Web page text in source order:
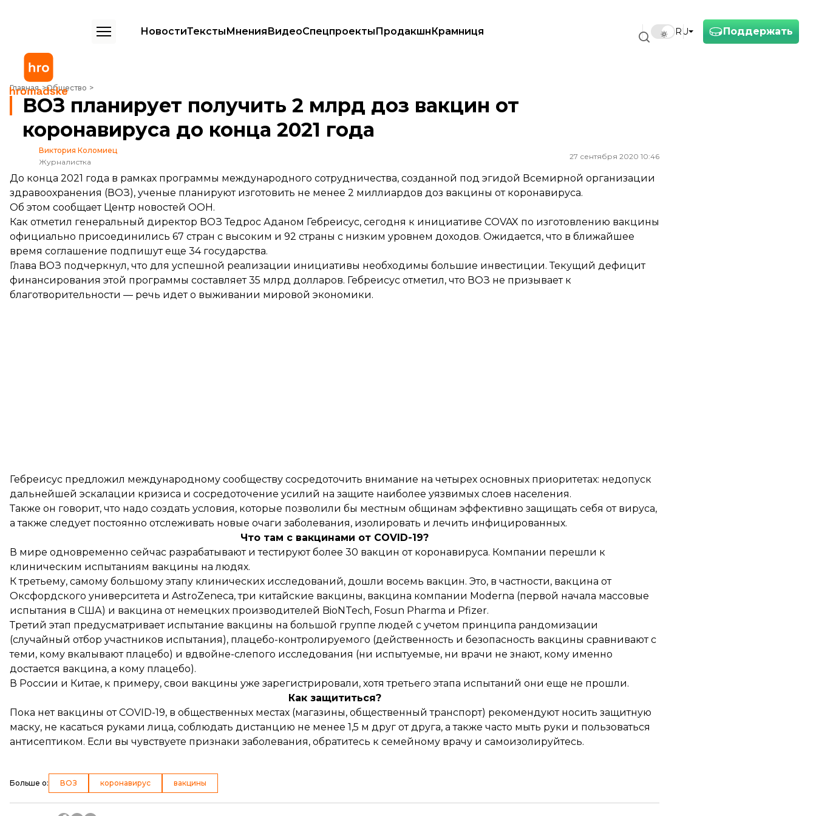
Поддержать
RU
НовостиТекстыМненияВидеоСпецпроектыПродакшнКрамниця
Главная Общество
ВОЗ планирует получить 2 млрд доз вакцин от коронавируса до конца 2021 года
ВОЗ планирует получить 2 млрд доз вакцин от
коронавируса до конца 2021 года
Виктория Коломиец
Журналистка
27 сентября 2020 10:46
До конца 2021 года в рамках программы международного сотрудничества, созданной под эгидой Всемирной организации
здравоохранения (ВОЗ), ученые планируют изготовить не менее 2 миллиардов доз вакцины от коронавируса.
Об этом сообщаетЦентр новостей ООН.
Как отметил генеральный директор ВОЗ Тедрос Аданом Гебреисус, сегодня к инициативе COVAX по изготовлению вакцины
официально присоединились 67 стран с высоким и 92 страны с низким уровнем доходов. Ожидается, что в ближайшее
время соглашение подпишут еще 34 государства.
Глава ВОЗ подчеркнул, что для успешной реализации инициативы необходимы большие инвестиции. Текущий дефицит
финансирования этой программы составляет 35 млрд долларов. Гебреисус отметил, что ВОЗ не призывает к
благотворительности — речь идет о выживании мировой экономики.
Гебреисус предложил международному сообществу сосредоточить внимание на четырех основных приоритетах: недопуск
дальнейшей эскалации кризиса и сосредоточение усилий на защите наиболее уязвимых слоев населения.
Также он говорит, что надо создать условия, которые позволили бы местным общинам эффективно защищать себя от вируса,
а также следует постоянно отслеживать новые очаги заболевания, изолировать и лечить инфицированных.
Что там с вакцинами от COVID-19?
В мире одновременно сейчас разрабатывают итестируютболее 30 вакцин от коронавируса. Компании перешли к
клиническим испытаниям вакцины на людях.
К третьему, самому большому этапу клинических исследований, дошли восемь вакцин. Это, в частности, вакцина от
Оксфордского университета и AstroZeneca, три китайские вакцины, вакцина компании Moderna (первой начала массовые
испытания в США) и вакцина от немецких производителей BioNTech, Fosun Pharma и Pfizer.
Третий этап предусматривает испытание вакцины на большой группе людей с учетом принципа рандомизации
(случайный отбор участников испытания), плацебо-контролируемого (действенность и безопасность вакцины сравнивают с
теми, кому вкалывают плацебо) и вдвойне-слепого исследования (ни испытуемые, ни врачи не знают, кому именно
достается вакцина, а кому плацебо).
В России и Китае, к примеру, свои вакцины уже зарегистрировали, хотя третьего этапа испытаний они еще не прошли.
Как защититься?
Пока нет вакцины от COVID-19, в общественных местах (магазины, общественный транспорт) рекомендуют носить защитную
маску, не касаться руками лица, соблюдать дистанцию не менее 1,5 м друг от друга, а также часто мыть руки и пользоваться
антисептиком. Если вы чувствуете признаки заболевания, обратитесь к семейному врачу и самоизолируйтесь.
Больше о: ВОЗ коронавирус вакцины